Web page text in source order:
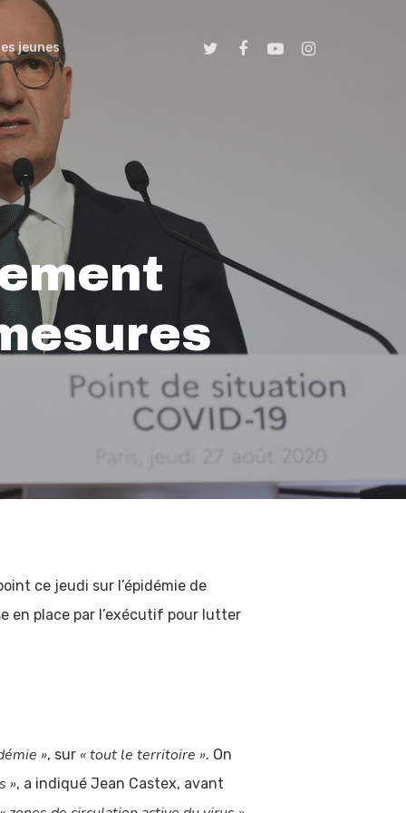
jeunes
ce jeudi sur l’épidémie de
en place par l’exécutif pour lutter
», sur « tout le territoire ». On
», a indiqué Jean Castex, avant